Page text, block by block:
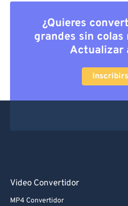
¿Quieres
grandes sin colas
Actualizar
Video Convertidor
MP4 Convertidor